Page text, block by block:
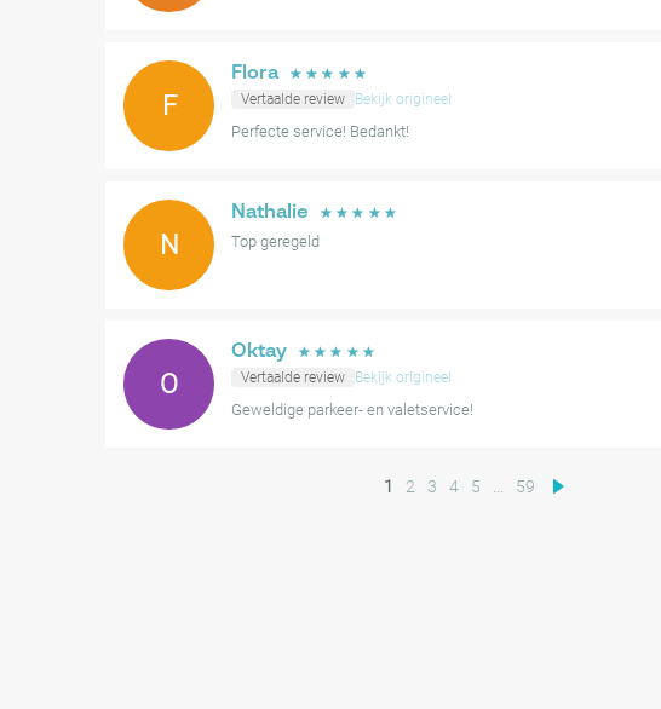
F
Flora ☆ ☆ ☆ ☆ ☆
Vertaalde review
Bekijk origineel
Perfecte service! Bedankt!
N
Nathalie ☆ ☆ ☆ ☆ ☆
Top geregeld
O
Oktay ☆ ☆ ☆ ☆ ☆
Vertaalde review
Bekijk origineel
Geweldige parkeer- en valetservice!
1 2 3 4 5 59